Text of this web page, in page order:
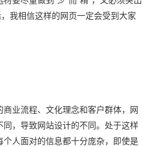
我相信这样的网页一定会受到大家
业流程、文化理念和客户群体，网
，导致网站设计的不同。处于这样
人面对的信息都十分庞杂，即使是